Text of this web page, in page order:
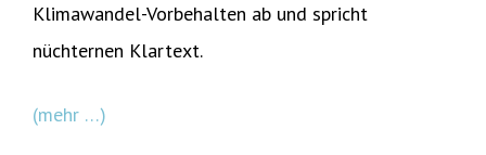
Klimawandel-Vorbehalten ab und spricht
nüchternen Klartext.
(mehr …)